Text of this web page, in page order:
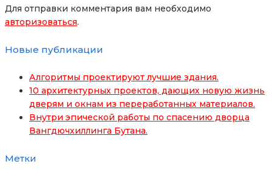
Для отправки комментария вам необходимо
авторизоваться.
Новые публикации
Алгоритмы проектируют лучшие здания.
10 архитектурных проектов, дающих новую жизнь
дверям и окнам из переработанных материалов.
Внутри эпической работы по спасению дворца
Вангдючхиллинга Бутана.
Метки